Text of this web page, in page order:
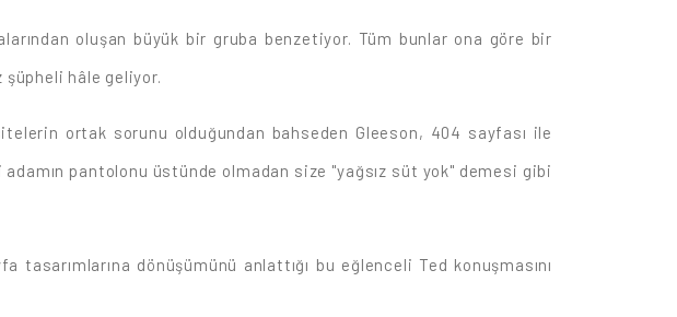
oluşan büyük bir gruba benzetiyor. Tüm bunlar ona göre bir
hâle geliyor.
ortak sorunu olduğundan bahseden Gleeson, 404 sayfası ile
pantolonu üstünde olmadan size "yağsız süt yok" demesi gibi
tasarımlarına dönüşümünü anlattığı bu eğlenceli Ted konuşmasını